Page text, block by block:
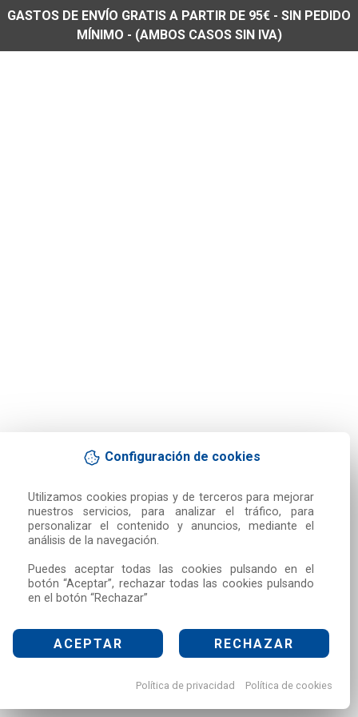
Configuración de cookies
Utilizamos cookies propias y de terceros para mejorar
nuestros servicios, para analizar el tráfico, para
personalizar el contenido y anuncios, mediante el
análisis de la navegación.
Puedes aceptar todas las cookies pulsando en el
botón “Aceptar”, rechazar todas las cookies pulsando
en el botón “Rechazar”
ACEPTAR RECHAZAR
Política de privacidad Política de cookies
GASTOS DE ENVÍO GRATIS A PARTIR DE 95€ - SIN PEDIDO
MÍNIMO - (AMBOS CASOS SIN IVA)